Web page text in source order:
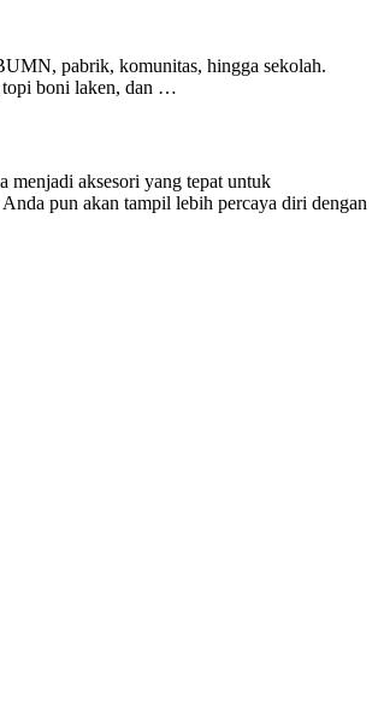
pabrik, komunitas, hingga sekolah.
topi boni laken, dan …
aksesori yang tepat untuk
pun akan tampil lebih percaya diri dengan